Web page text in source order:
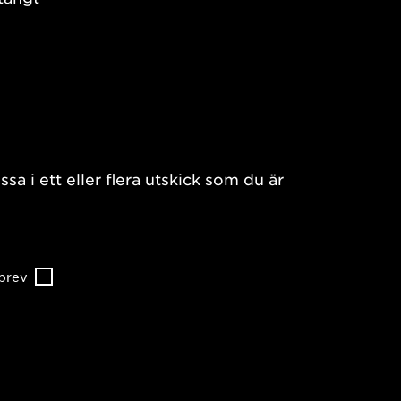
i ett eller flera utskick som du är